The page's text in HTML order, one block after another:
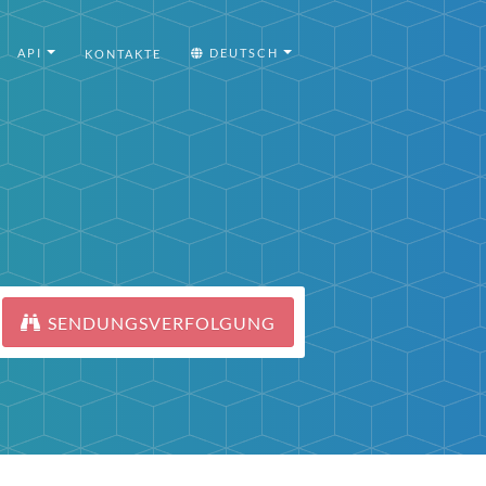
API KONTAKTE DEUTSCH
SENDUNGSVERFOLGUNG